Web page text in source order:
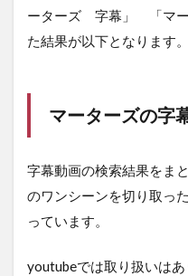
ーターズ 字幕」 「マ
た結果が以下となります。
マーターズの字
字幕動画の検索結果をま
のワンシーンを切り取っ
っています。
youtubeでは取り扱いは